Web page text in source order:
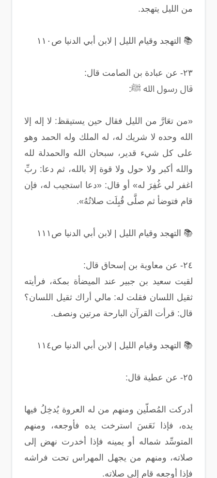
من الليل يتهجد.
📚 التهجد وقيام الليل | لابن أبي الدنيا ص١١٠
٢٣- عن عبادة بن الصامت قال:
قال رسول الله ﷺ:
«من تعَارَّ من الليل فقال حين يستيقظ: لا إله إلا
الله وحده لا شريك له، له الملك وله الحمد وهو
على كل شيء قدير، سبحان الله والحمدلة لله
والله أكبر ولا حول ولا قوة إلا بالله، ثم دعا: ربِّ
اغفر لي غُفِرَ له» أو قال: «دعا استجيب له، فإن
قام فتوضأ ثم صلَّى قُبِلَت صلاتُهُ».
📚 التهجد وقيام الليل | لابن أبي الدنيا ص١١١
٢٤- عن معاوية بن إسحاق قال:
لقيت سعيد بن جبير عند الميضأة بمكة، فرأيته
ثقيل اللسان فقلت له: مالي أراك ثقيل اللسان؟
قال: قرأت القرآن البارحة مرتين ونصف.
📚 التهجد وقيام الليل | لابن أبي الدنيا ص١١٤
٢٥- عن عطية قال:
أدركت المُصلّين ومنهم من له العروة يُدخِلُ فيها
يده، فإذا نَعَسَ استرخت يده فأوجعه، ومنهم
المتوسِّد شماله أو يمينه فإذا أخدرت نهض إلى
صلاته، ومنهم من يجهل المهراس تحت فراشه
فإذا أوجعه قام إلى صلاته.